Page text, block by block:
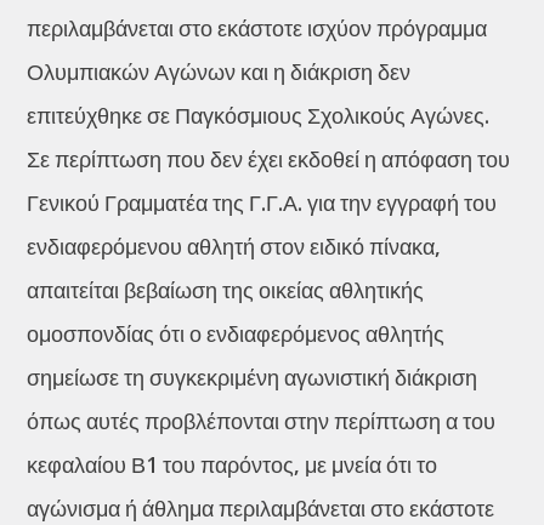
περιλαμβάνεται στο εκάστοτε ισχύον πρόγραμμα
Ολυμπιακών Αγώνων και η διάκριση δεν
επιτεύχθηκε σε Παγκόσμιους Σχολικούς Αγώνες.
Σε περίπτωση που δεν έχει εκδοθεί η απόφαση του
Γενικού Γραμματέα της Γ.Γ.Α. για την εγγραφή του
ενδιαφερόμενου αθλητή στον ειδικό πίνακα,
απαιτείται βεβαίωση της οικείας αθλητικής
ομοσπονδίας ότι ο ενδιαφερόμενος αθλητής
σημείωσε τη συγκεκριμένη αγωνιστική διάκριση
όπως αυτές προβλέπονται στην περίπτωση α του
κεφαλαίου Β1 του παρόντος, με μνεία ότι το
αγώνισμα ή άθλημα περιλαμβάνεται στο εκάστοτε